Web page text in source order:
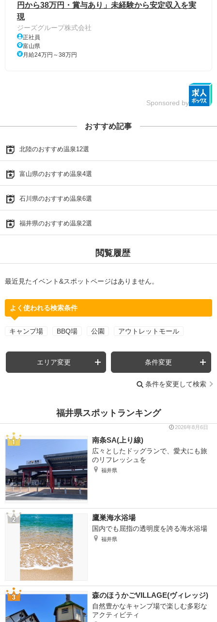
円から38万円・賞与あり」未経験から安定収入を実
現
ジーズグループ株式会社
正社員
富山県
月給24万円～38万円
Sponsored by
おすすめ記事
北陸のおすすめ温泉12選
富山県のおすすめ温泉4選
石川県のおすすめ温泉6選
福井県のおすすめ温泉2選
閲覧履歴
最近見たイベント&スポットページはありません。
よく使われる検索条件
キャンプ場 BBQ場 公園 アウトレットモール
エリア変更 条件変更
条件を変更して検索
福井県スポットランキング
2026年8月6日
南条SA(上り線)
広々としたドッグランで、愛犬にも旅
のリフレッシュを
福井県
鷹巣海水浴場
国内でも屈指の透明度を誇る海水浴場
福井県
森のほうかごVILLAGE(ヴィレッジ)
自然豊かなキャンプ場で楽しむ多彩な
アクティビティ